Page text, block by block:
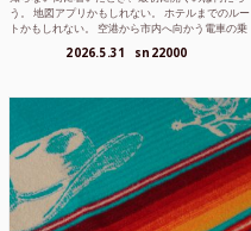
う。 地図アプリかもしれない。 ホテルまでのルー
トかもしれない。 空港から市内へ向かう電車の乗
2026.5.31 sn22000